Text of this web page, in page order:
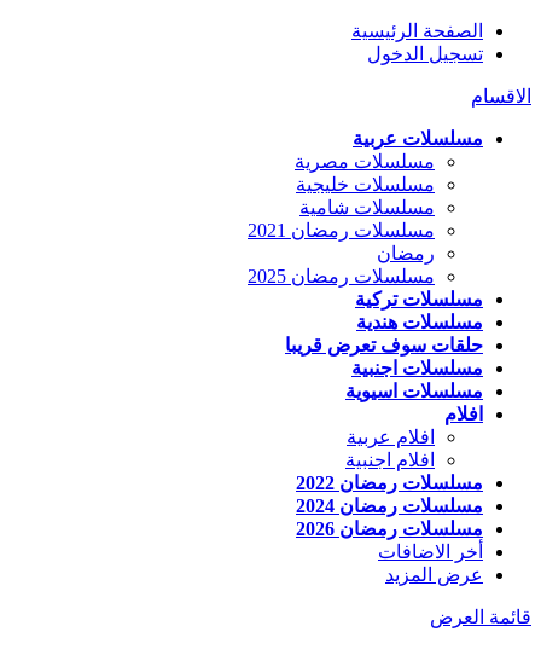
الصفحة الرئيسية
تسجيل الدخول
الاقسام
مسلسلات عربية
مسلسلات مصرية
مسلسلات خليجية
مسلسلات شامية
مسلسلات رمضان 2021
رمضان
مسلسلات رمضان 2025
مسلسلات تركية
مسلسلات هندية
حلقات سوف تعرض قريبا
مسلسلات اجنبية
مسلسلات اسيوية
افلام
افلام عربية
افلام اجنبية
مسلسلات رمضان 2022
مسلسلات رمضان 2024
مسلسلات رمضان 2026
أخر الاضافات
عرض المزيد
قائمة العرض